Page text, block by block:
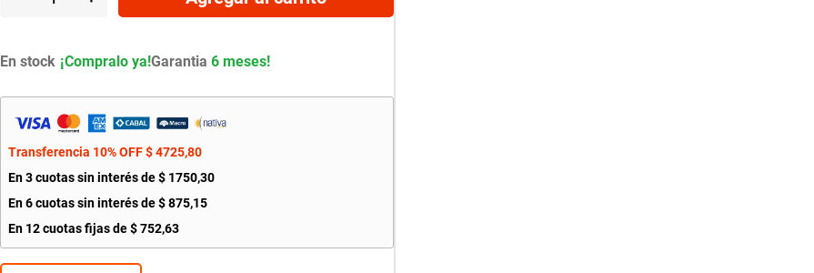
En stock Garantia 6 meses!
Transferencia 10% OFF$4725,80
En3cuotas sin interés de$ 1750,30
En6cuotas sin interés de$875,15
En 12cuotas fijas de$752,63